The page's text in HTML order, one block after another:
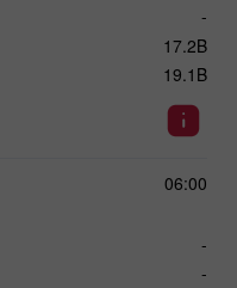
-
17.2B
19.1B
06:00
-
-